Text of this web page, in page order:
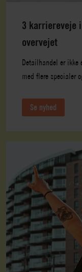
3 karriereveje
overvejet
Detailhandel er ikke
med flere specialer
Se nyhed